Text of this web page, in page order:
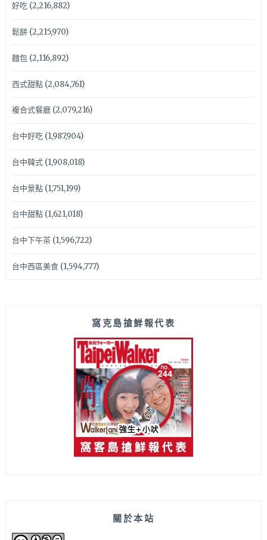
好吃(2,216,882)
鬆餅(2,215,970)
麵包(2,116,892)
西式甜點(2,084,761)
複合式餐廳(2,079,216)
台中好吃(1,987,904)
台中韓式(1,908,018)
台中景點(1,751,199)
台中甜點(1,621,018)
台中下午茶(1,596,722)
台中西區美食(1,594,777)
窩克島搶鮮報代表
關於本站